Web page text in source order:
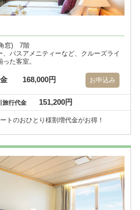
窓) 7階
、バスアメニティーなど、クルーズライ
た客室。
168,000円 お申込み
旅行代金 151,200円
トのおひとり様割増代金がお得！